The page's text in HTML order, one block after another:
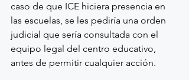
caso de que ICE hiciera presencia en
las escuelas, se les pediría una orden
judicial que sería consultada con el
equipo legal del centro educativo,
antes de permitir cualquier acción.